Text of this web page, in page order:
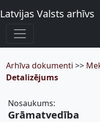
Latvijas Valsts arhīvs
Arhīva dokumenti >>
Detalizējums
Nosaukums:
Grāmatvedība